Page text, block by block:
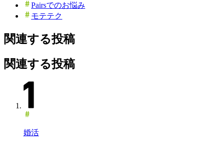
Pairsでのお悩み
モテテク
関連する投稿
関連する投稿
婚活